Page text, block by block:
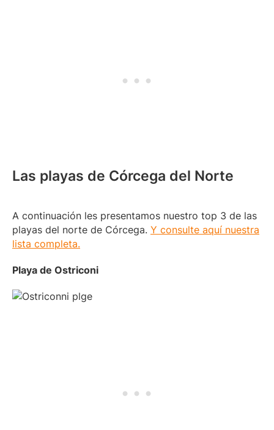
Las playas de Córcega del Norte
A continuación les presentamos nuestro top 3 de las
playas del norte de Córcega. Y consulte aquí nuestra
lista completa.
Playa de Ostriconi